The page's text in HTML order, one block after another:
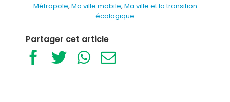
Métropole, Ma ville mobile, Ma ville et la transition
écologique
Partager cet article
Facebook
TwitterWhatsApp
Email